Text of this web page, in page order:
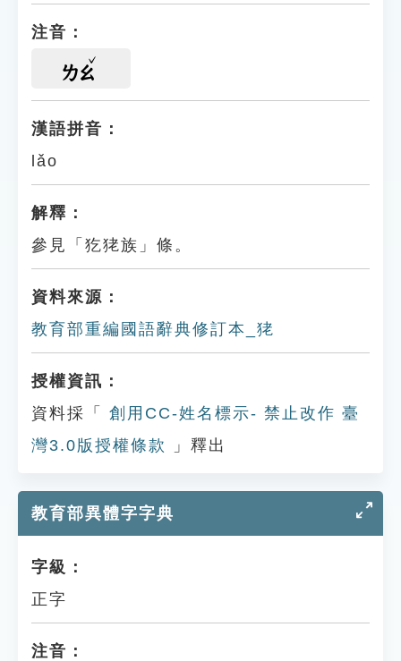
注音：
ㄌㄠ
漢語拼音：
lǎo
解釋：
參見「犵狫族」條。
資料來源：
教育部重編國語辭典修訂本_狫
授權資訊：
資料採「
創用CC-姓名標示- 禁止改作 臺
灣3.0版授權條款
」釋出
教育部異體字字典
字級：
正字
注音：